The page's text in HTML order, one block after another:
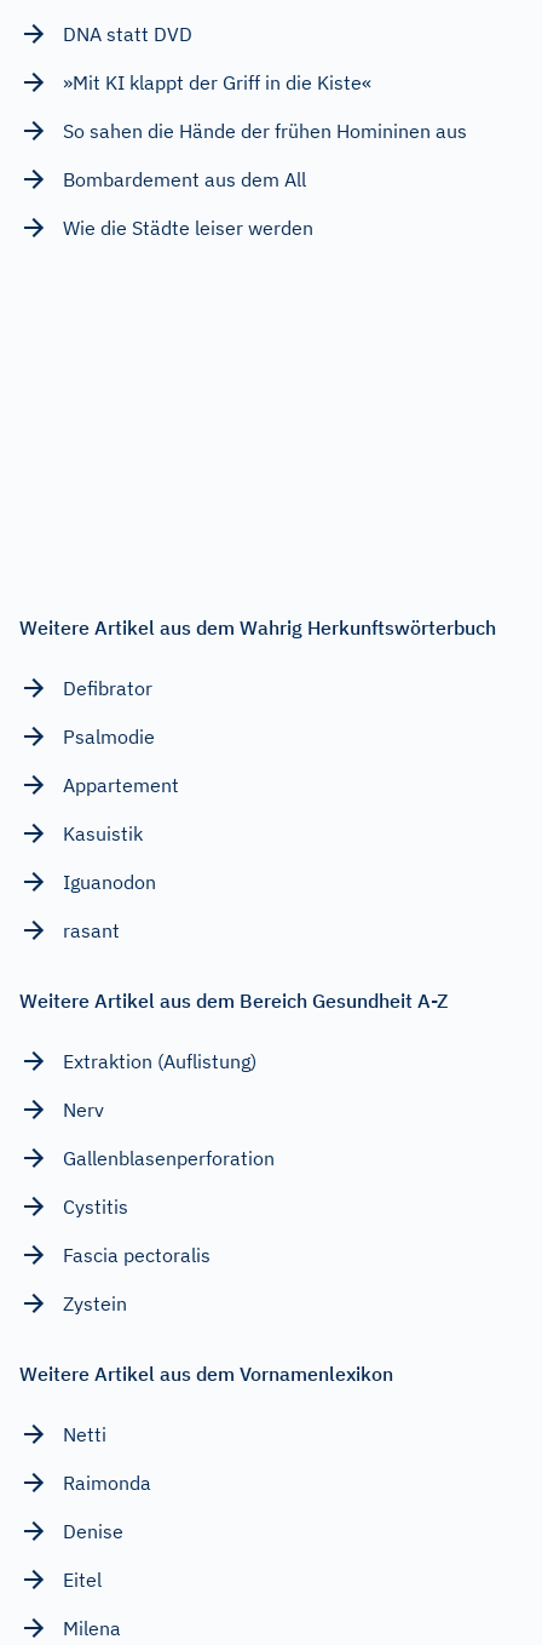
DNA statt DVD
»Mit KI klappt der Griff in die Kiste«
So sahen die Hände der frühen Homininen aus
Bombardement aus dem All
Wie die Städte leiser werden
Weitere Artikel aus dem Wahrig Herkunftswörterbuch
Defibrator
Psalmodie
Appartement
Kasuistik
Iguanodon
rasant
Weitere Artikel aus dem Bereich Gesundheit A-Z
Extraktion (Auflistung)
Nerv
Gallenblasenperforation
Cystitis
Fascia pectoralis
Zystein
Weitere Artikel aus dem Vornamenlexikon
Netti
Raimonda
Denise
Eitel
Milena